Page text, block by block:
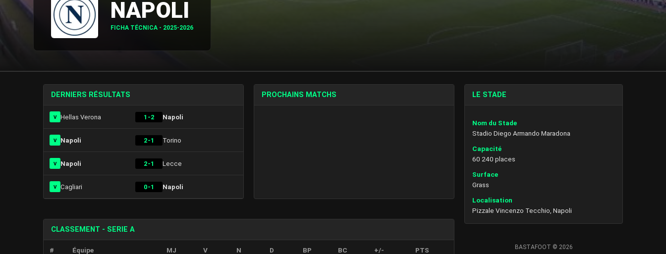
NAPOLI
FICHA TÉCNICA - 2025-2026
DERNIERS RÉSULTATS
V Hellas Verona 1-2 Napoli
V Napoli 2-1 Torino
V Napoli 2-1 Lecce
V Cagliari 0-1 Napoli
PROCHAINS MATCHS
CLASSEMENT - SERIE A
# Équipe MJ V N D BP BC +/- PTS
LE STADE
Nom du Stade
Stadio Diego Armando Maradona
Capacité
60 240 places
Surface
Grass
Localisation
Pizzale Vincenzo Tecchio, Napoli
BASTAFOOT © 2026